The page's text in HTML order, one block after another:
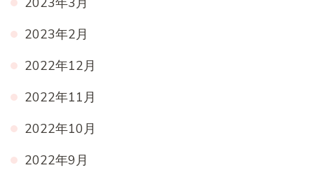
2023年2月
2022年12月
2022年11月
2022年10月
2022年9月